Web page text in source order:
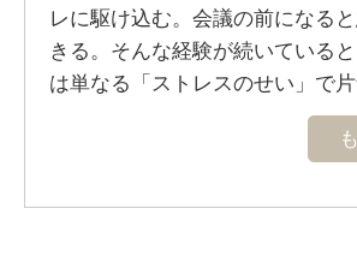
レに駆け込む。会議の前になる
きる。そんな経験が続いている
は単なる「ストレスのせい」で